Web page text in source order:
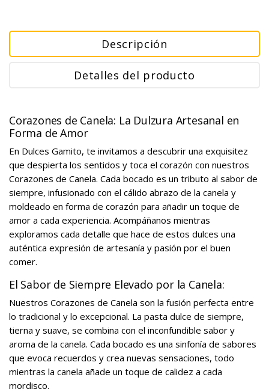
Descripción
Detalles del producto
Corazones de Canela: La Dulzura Artesanal en
Forma de Amor
En Dulces Gamito, te invitamos a descubrir una exquisitez
que despierta los sentidos y toca el corazón con nuestros
Corazones de Canela. Cada bocado es un tributo al sabor de
siempre, infusionado con el cálido abrazo de la canela y
moldeado en forma de corazón para añadir un toque de
amor a cada experiencia. Acompáñanos mientras
exploramos cada detalle que hace de estos dulces una
auténtica expresión de artesanía y pasión por el buen
comer.
El Sabor de Siempre Elevado por la Canela:
Nuestros Corazones de Canela son la fusión perfecta entre
lo tradicional y lo excepcional. La pasta dulce de siempre,
tierna y suave, se combina con el inconfundible sabor y
aroma de la canela. Cada bocado es una sinfonía de sabores
que evoca recuerdos y crea nuevas sensaciones, todo
mientras la canela añade un toque de calidez a cada
mordisco.